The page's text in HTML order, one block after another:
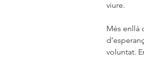
viure.
Més enllà
voluntat.